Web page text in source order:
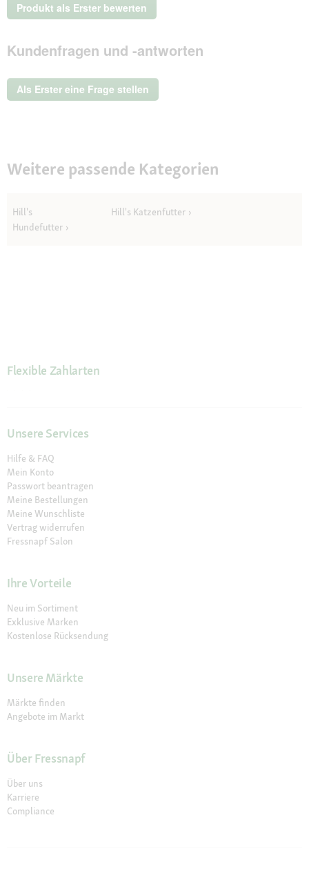
Beurteilungswert
Produkt als Erster bewerten
.
dieser
Aktion
ein
modales
Kundenfragen und -antworten
Als Erster eine Frage stellen
Weitere passende Kategorien
Hill's
Hundefutter
Hill's Katzenfutter
Flexible Zahlarten
Unsere Services
Hilfe & FAQ
Mein Konto
Passwort beantragen
Meine Bestellungen
Meine Wunschliste
Vertrag widerrufen
Fressnapf Salon
Ihre Vorteile
Neu im Sortiment
Exklusive Marken
Kostenlose Rücksendung
Unsere Märkte
Märkte finden
Angebote im Markt
Über Fressnapf
Über uns
Karriere
Compliance